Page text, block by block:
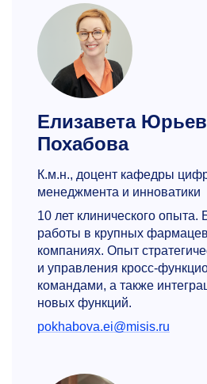
Елизавета
Похабова
К.м.н., доцент кафедры
менеджмента и инноватики
10 лет клинического опыта.
работы в крупных
компаниях. Опыт
и управления кросс-
командами, а также
новых функций.
pokhabova.ei@misis.ru